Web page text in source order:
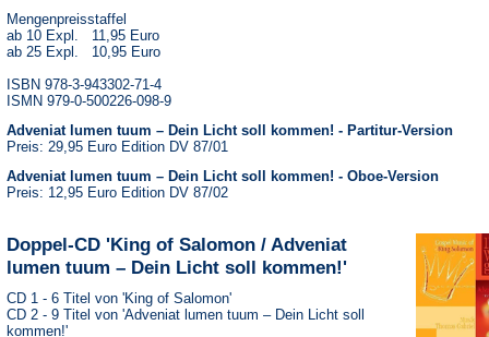
Mengenpreisstaffel
ab 10 Expl. 11,95 Euro
ab 25 Expl. 10,95 Euro
ISBN 978-3-943302-71-4
ISMN 979-0-500226-098-9
Adveniat lumen tuum – Dein Licht soll kommen! - Partitur-Version
Preis: 29,95 Euro Edition DV 87/01
Adveniat lumen tuum – Dein Licht soll kommen! - Oboe-Version
Preis: 12,95 Euro Edition DV 87/02
Doppel-CD 'King of Salomon / Adveniat
lumen tuum – Dein Licht soll kommen!'
CD 1 - 6 Titel von 'King of Salomon'
CD 2 - 9 Titel von 'Adveniat lumen tuum – Dein Licht soll
kommen!'